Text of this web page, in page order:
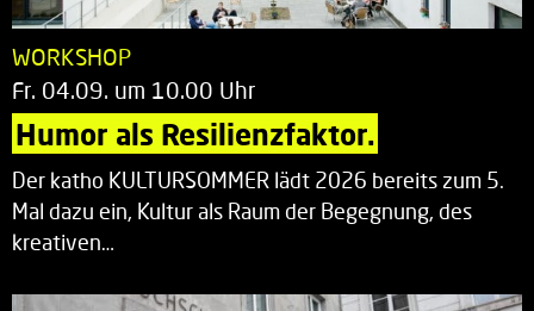
WORKSHOP
Fr. 04.09. um 10.00 Uhr
Humor als Resilienzfaktor.
Der katho KULTURSOMMER lädt 2026 bereits zum 5.
Mal dazu ein, Kultur als Raum der Begegnung, des
kreativen…